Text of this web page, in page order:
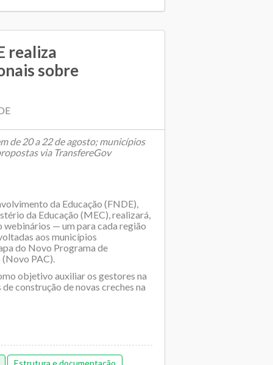
realiza
sobre
de 20 a 22 de agosto; municípios
via TransfereGov
da Educação (FNDE),
da Educação (MEC), realizará,
webinários — um para cada região
aos municípios
do Novo Programa de
PAC).
objetivo auxiliar os gestores na
construção de novas creches na
Estrutura e documentação